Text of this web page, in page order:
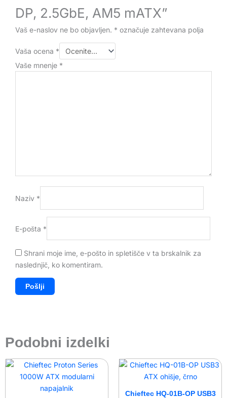
DP, 2.5GbE, AM5 mATX”
Vaš e-naslov ne bo objavljen. * označuje zahtevana polja
Vaša ocena *
Vaše mnenje *
Naziv *
E-pošta *
Shrani moje ime, e-pošto in spletišče v ta brskalnik za
naslednjič, ko komentiram.
Podobni izdelki
Chieftec HQ-01B-OP USB3